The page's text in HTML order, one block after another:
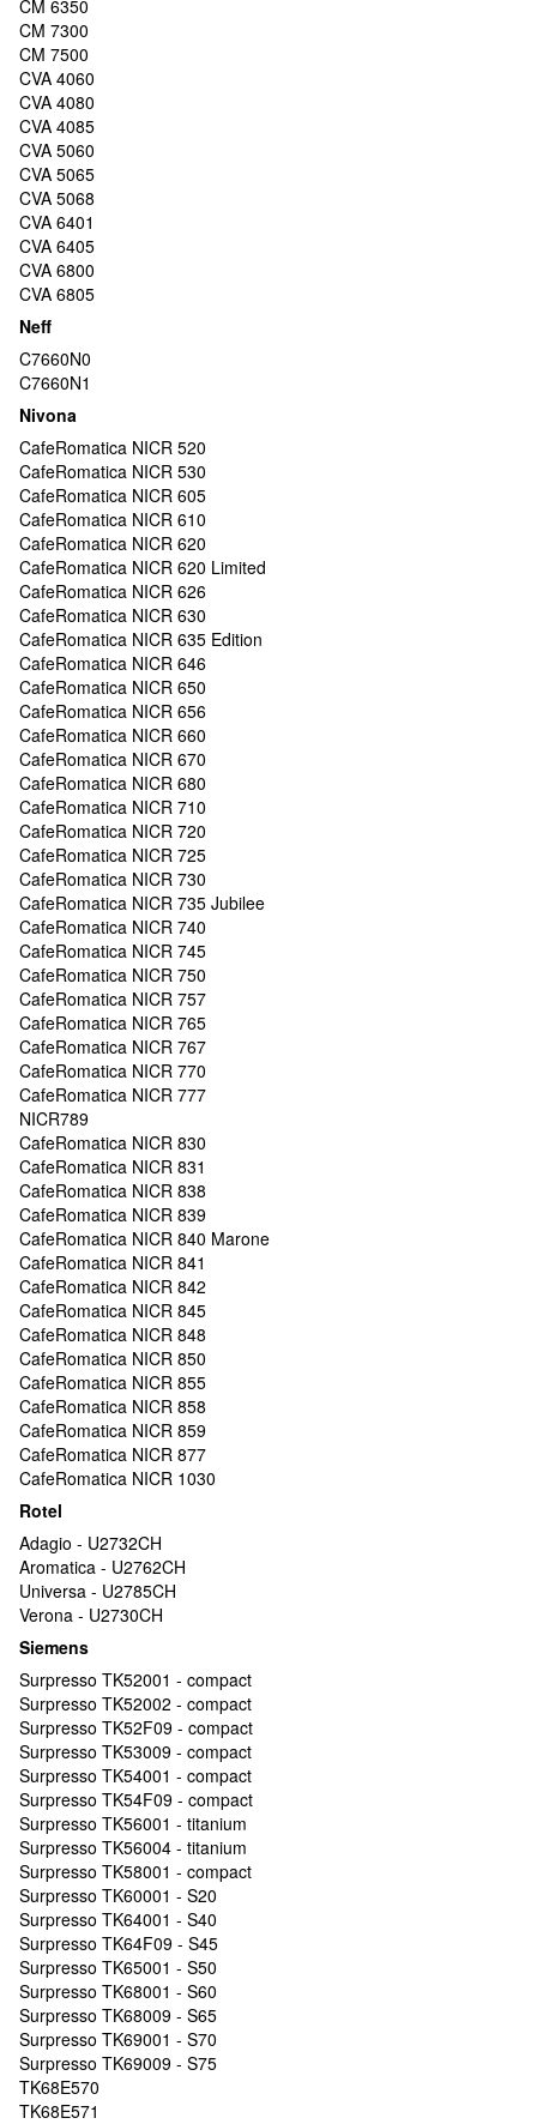
CM 6350
CM 7300
CM 7500
CVA 4060
CVA 4080
CVA 4085
CVA 5060
CVA 5065
CVA 5068
CVA 6401
CVA 6405
CVA 6800
CVA 6805
Neff
C7660N0
C7660N1
Nivona
CafeRomatica NICR 520
CafeRomatica NICR 530
CafeRomatica NICR 605
CafeRomatica NICR 610
CafeRomatica NICR 620
CafeRomatica NICR 620 Limited
CafeRomatica NICR 626
CafeRomatica NICR 630
CafeRomatica NICR 635 Edition
CafeRomatica NICR 646
CafeRomatica NICR 650
CafeRomatica NICR 656
CafeRomatica NICR 660
CafeRomatica NICR 670
CafeRomatica NICR 680
CafeRomatica NICR 710
CafeRomatica NICR 720
CafeRomatica NICR 725
CafeRomatica NICR 730
CafeRomatica NICR 735 Jubilee
CafeRomatica NICR 740
CafeRomatica NICR 745
CafeRomatica NICR 750
CafeRomatica NICR 757
CafeRomatica NICR 765
CafeRomatica NICR 767
CafeRomatica NICR 770
CafeRomatica NICR 777
NICR789
CafeRomatica NICR 830
CafeRomatica NICR 831
CafeRomatica NICR 838
CafeRomatica NICR 839
CafeRomatica NICR 840 Marone
CafeRomatica NICR 841
CafeRomatica NICR 842
CafeRomatica NICR 845
CafeRomatica NICR 848
CafeRomatica NICR 850
CafeRomatica NICR 855
CafeRomatica NICR 858
CafeRomatica NICR 859
CafeRomatica NICR 877
CafeRomatica NICR 1030
Rotel
Adagio - U2732CH
Aromatica - U2762CH
Universa - U2785CH
Verona - U2730CH
Siemens
Surpresso TK52001 - compact
Surpresso TK52002 - compact
Surpresso TK52F09 - compact
Surpresso TK53009 - compact
Surpresso TK54001 - compact
Surpresso TK54F09 - compact
Surpresso TK56001 - titanium
Surpresso TK56004 - titanium
Surpresso TK58001 - compact
Surpresso TK60001 - S20
Surpresso TK64001 - S40
Surpresso TK64F09 - S45
Surpresso TK65001 - S50
Surpresso TK68001 - S60
Surpresso TK68009 - S65
Surpresso TK69001 - S70
Surpresso TK69009 - S75
TK68E570
TK68E571